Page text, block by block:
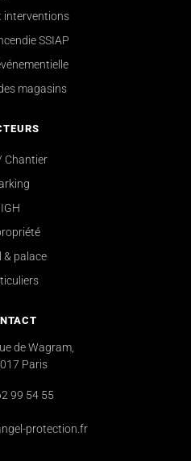
interventions
SSIAP
magasins
Chantier
IGH
& palace
de Wagram,
Paris
99 54 55
protection.fr